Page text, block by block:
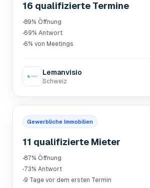
16 qualifizierte Termine
·89% Öffnung
·69% Antwort
·6% von Meetings
Lemanvisio
Schweiz
Gewerbliche Immobilien
11 qualifizierte Mieter
·87% Öffnung
·73% Antwort
·9 Tage vor dem ersten Termin